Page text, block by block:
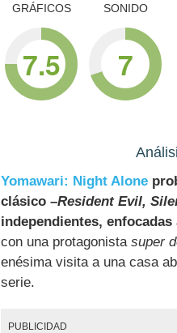
GRÁFICOS
7.5
SONIDO
7
Yomawari: Night Alone
clásico –Resident Evil,
independientes,
con una protagonista super
enésima visita a una casa
serie.
PUBLICIDAD